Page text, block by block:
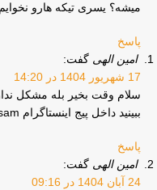
میشه؟ یسری تیکه هارو
پاسخ
امین الهی گفت:
17 شهریور 1404 در 14:20
سلام وقت بخیر بله مشکل
ببینید داخل پیج اینستاگرام choobiran.hesamجزییاتش هست
پاسخ
امین الهی گفت:
24 آبان 1404 در 09:16